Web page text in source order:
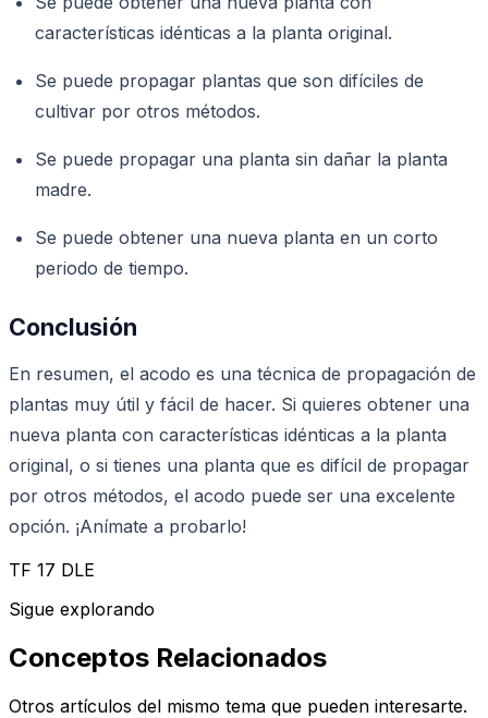
características idénticas a la planta original.
Se puede propagar plantas que son difíciles de
cultivar por otros métodos.
Se puede propagar una planta sin dañar la planta
madre.
Se puede obtener una nueva planta en un corto
periodo de tiempo.
Conclusión
En resumen, el acodo es una técnica de propagación de
plantas muy útil y fácil de hacer. Si quieres obtener una
nueva planta con características idénticas a la planta
original, o si tienes una planta que es difícil de propagar
por otros métodos, el acodo puede ser una excelente
opción. ¡Anímate a probarlo!
TF 17 DLE
Sigue explorando
Conceptos Relacionados
Otros artículos del mismo tema que pueden interesarte.